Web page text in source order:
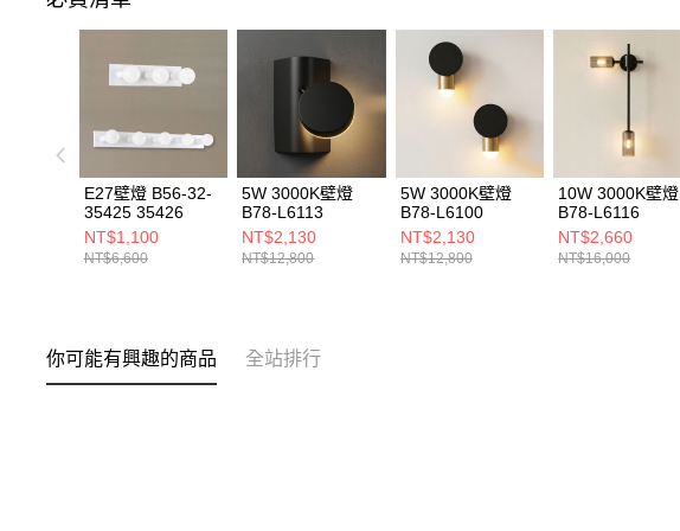
E27壁燈 B56-32-
35425 35426
NT$1,100
NT$6,600
5W 3000K壁燈
B78-L6113
NT$2,130
NT$12,800
5W 3000K壁燈
B78-L6100
NT$2,130
NT$12,800
10W 3000K壁燈
B78-L6116
NT$2,660
NT$16,000
你可能有興趣的商品 全站排行